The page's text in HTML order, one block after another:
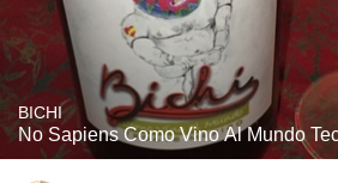
BICHI
No Sapiens Como Vino Al Mundo